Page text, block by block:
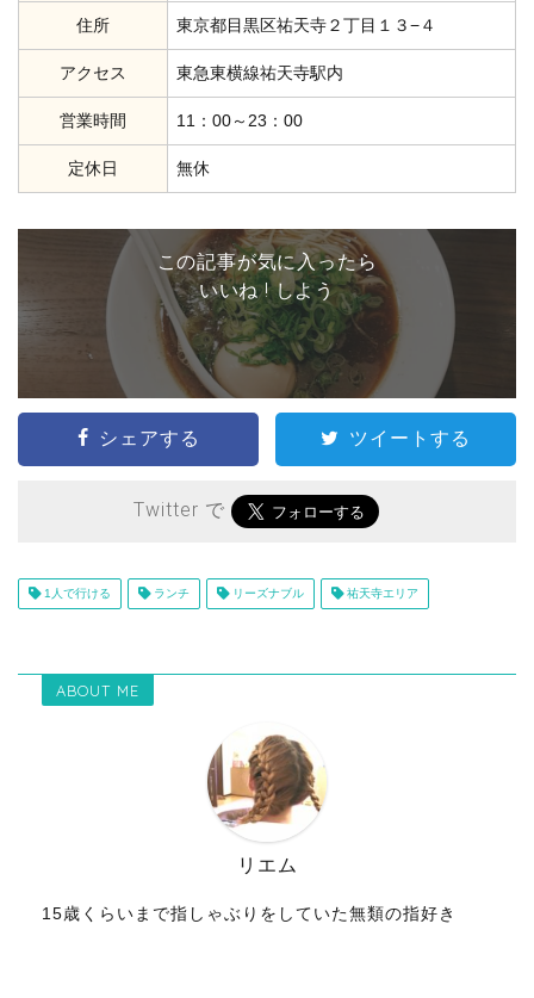
住所 東京都目黒区祐天寺２丁目１３−４
アクセス 東急東横線祐天寺駅内
営業時間 11：00～23：00
定休日 無休
この記事が気に入ったら
いいね ! しよう
シェアする ツイートする
Twitter で
1人で行ける ランチ リーズナブル 祐天寺エリア
ABOUT ME
リエム
15歳くらいまで指しゃぶりをしていた無類の指好き